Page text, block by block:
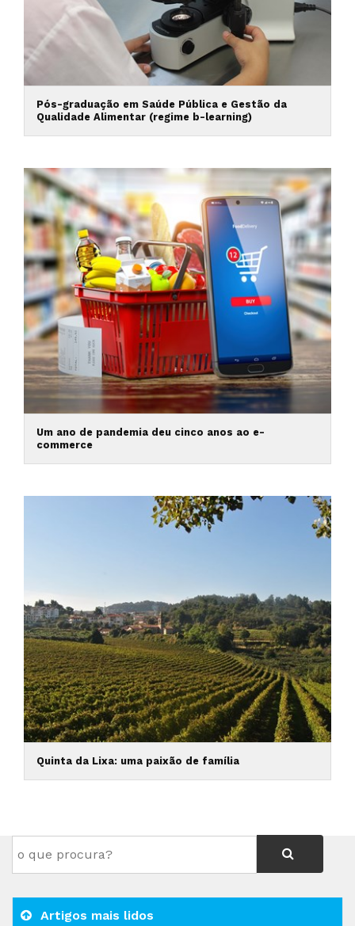
Pós-graduação em Saúde Pública e Gestão da
Qualidade Alimentar (regime b-learning)
Um ano de pandemia deu cinco anos ao e-
commerce
Quinta da Lixa: uma paixão de família
Artigos mais lidos